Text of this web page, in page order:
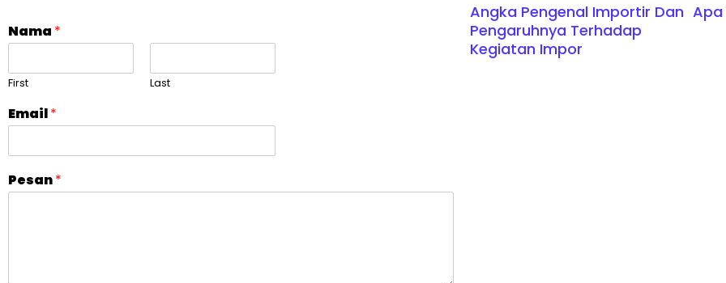
Nama *
First Last
Email*
Pesan*
Angka Pengenal Importir Dan
Pengaruhnya Terhadap
Kegiatan Impor
Apa